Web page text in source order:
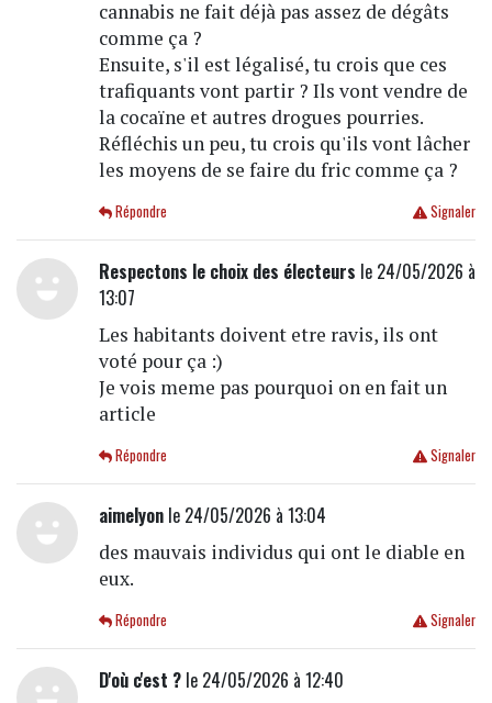
cannabis ne fait déjà pas assez de dégâts
comme ça ?
Ensuite, s'il est légalisé, tu crois que ces
trafiquants vont partir ? Ils vont vendre de
la cocaïne et autres drogues pourries.
Réfléchis un peu, tu crois qu'ils vont lâcher
les moyens de se faire du fric comme ça ?
Signaler
Répondre
Respectons le choix des électeurs le 24/05/2026 à
13:07
Les habitants doivent etre ravis, ils ont
voté pour ça :)
Je vois meme pas pourquoi on en fait un
article
Signaler
Répondre
aimelyonle 24/05/2026 à 13:04
des mauvais individus qui ont le diable en
eux.
Signaler
Répondre
D'où c'est ?le 24/05/2026 à 12:40